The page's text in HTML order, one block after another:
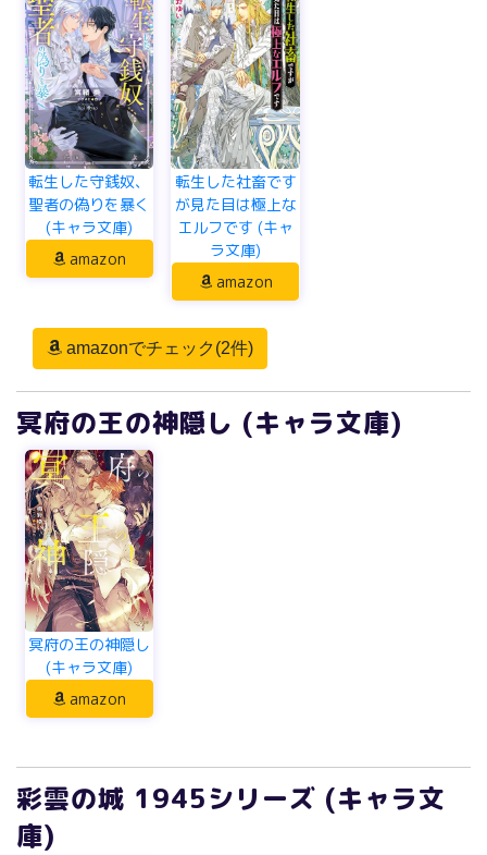
転生した守銭奴、
聖者の偽りを暴く
(キャラ文庫)
amazon
転生した社畜です
が見た目は極上な
エルフです (キャ
ラ文庫)
amazon
amazonでチェック(2件)
冥府の王の神隠し (キャラ文庫)
冥府の王の神隠し
(キャラ文庫)
amazon
彩雲の城 1945シリーズ (キャラ文
庫)